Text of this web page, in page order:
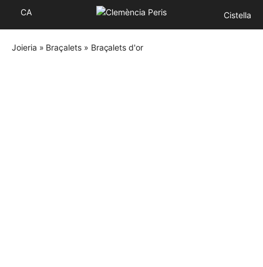
CA Cistella
Joieria » Braçalets» Braçalets d'or